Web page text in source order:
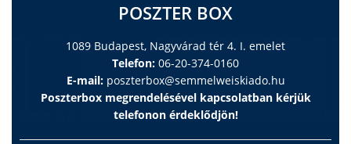
POSZTER BOX
1089 Budapest, Nagyvárad tér 4. I. emelet
Telefon: 06-20-374-0160
E-mail: poszterbox@semmelweiskiado.hu
Poszterbox megrendelésével kapcsolatban kérjük
telefonon érdeklődjön!